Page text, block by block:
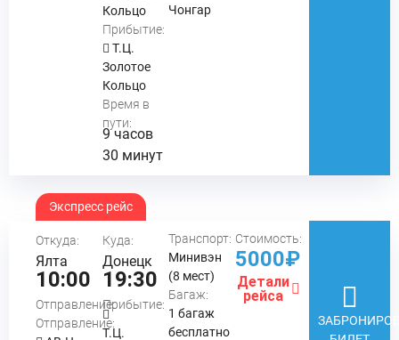
Кольцо
Прибытие:
Т.Ц.
Золотое
Кольцо
Время в
пути:
9 часов
30 минут
Чонгар
Экспресс рейс
Откуда:
Ялта
10:00
Отправление:
Отправление:
Куда:
Донецк
19:30
Прибытие:
Т.Ц.
Транспорт:
Минивэн
(8 мест)
Багаж:
1 багаж
бесплатно
Стоимость:
5000₽
Детали
рейса